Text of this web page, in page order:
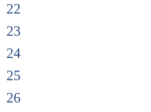
22
23
24
25
26